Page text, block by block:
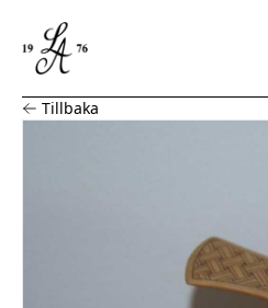
Träskål med sked samisk stil
Tillbaka